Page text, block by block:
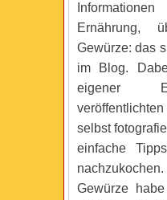
Ernährung,
Gewürze: das
im Blog.
eigener
selbst
einfache
Gewürze